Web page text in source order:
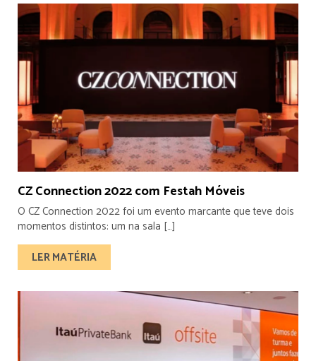
CZ Connection 2022 com Festah Móveis
O CZ Connection 2022 foi um evento marcante que teve dois
momentos distintos: um na sala […]
LER MATÉRIA